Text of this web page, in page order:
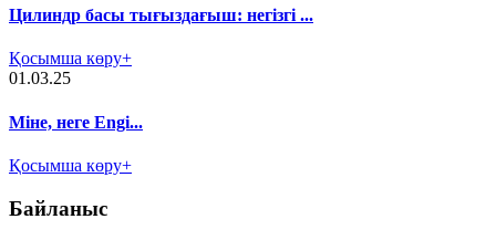
Цилиндр басы тығыздағыш: негізгі ...
Қосымша көру+
01.03.25
Міне, неге Engi...
Қосымша көру+
Байланыс